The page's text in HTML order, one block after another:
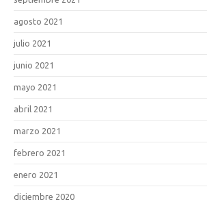
agosto 2021
julio 2021
junio 2021
mayo 2021
abril 2021
marzo 2021
febrero 2021
enero 2021
diciembre 2020